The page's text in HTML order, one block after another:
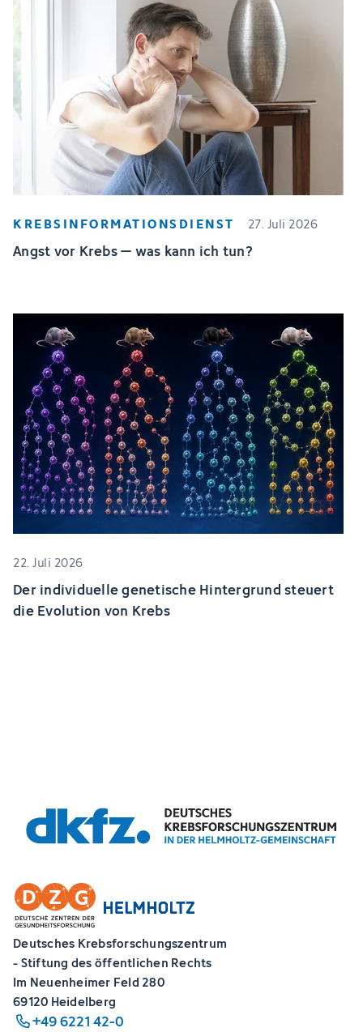
KREBSINFORMATIONSDIENST 27. Juli 2026
Angst vor Krebs – was kann ich tun?
22. Juli 2026
Der individuelle genetische Hintergrund steuert
die Evolution von Krebs
Deutsches Krebsforschungszentrum
- Stiftung des öffentlichen Rechts
Im Neuenheimer Feld 280
69120 Heidelberg
+49 6221 42-0